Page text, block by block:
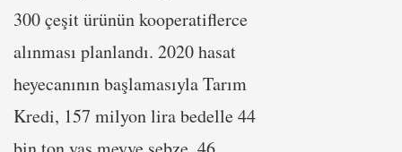
300 çeşit ürünün kooperatiflerce
alınması planlandı. 2020 hasat
heyecanının başlamasıyla Tarım
Kredi, 157 milyon lira bedelle 44